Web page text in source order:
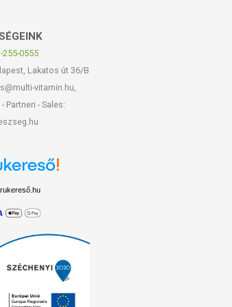
255-0555
Lakatos út 36/B
vitamin.hu,
Partneri - Sales: